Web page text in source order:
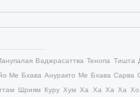
Ваджрасаттва Тенопа Тишта
Ме Бхава Ануракто Ме Бхава Сарва
Шриям Куру Хум Ха Ха Ха Ха Хо